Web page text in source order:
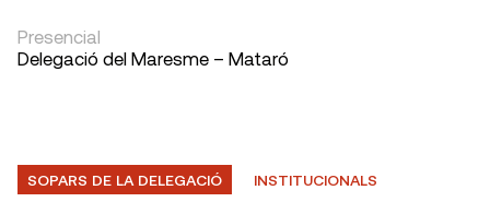
Presencial
Delegació del Maresme – Mataró
SOPARS DE LA DELEGACIÓ INSTITUCIONALS